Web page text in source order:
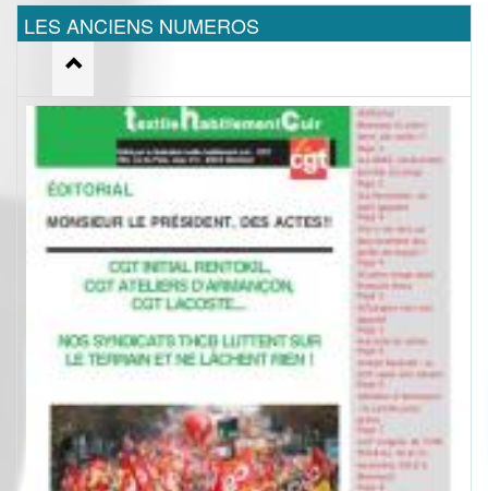
LES ANCIENS NUMEROS